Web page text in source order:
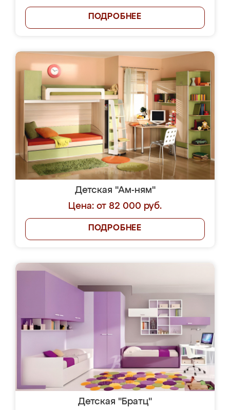
ПОДРОБНЕЕ
Детская "Ам-ням"
Цена: от 82 000 руб.
ПОДРОБНЕЕ
Детская "Братц"